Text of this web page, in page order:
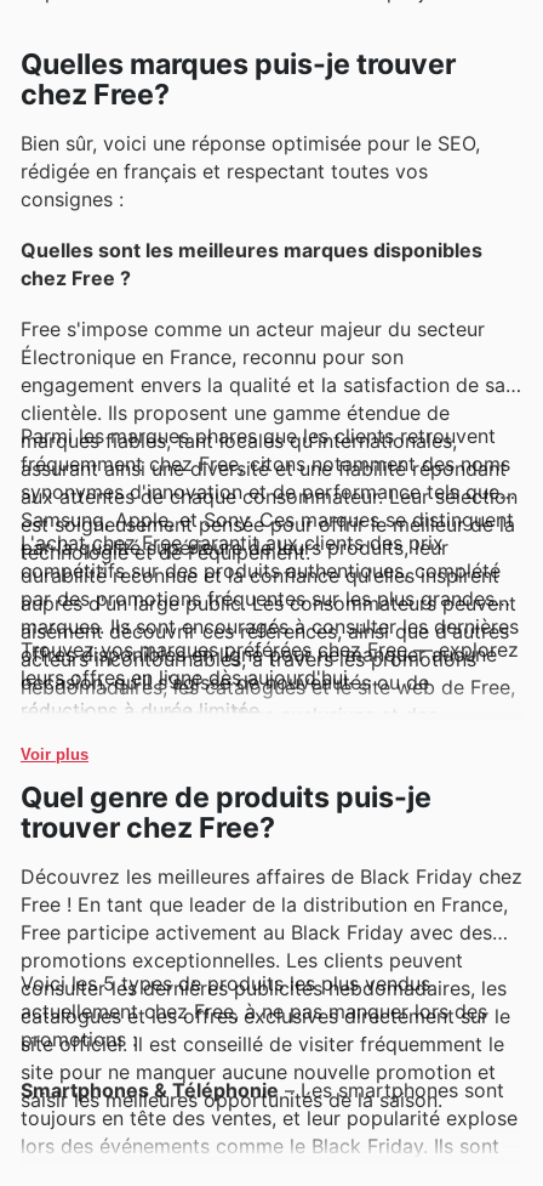
Quelles marques puis-je trouver
chez Free?
Bien sûr, voici une réponse optimisée pour le SEO,
rédigée en français et respectant toutes vos
consignes :
Quelles sont les meilleures marques disponibles
chez Free ?
Free s'impose comme un acteur majeur du secteur
Électronique en France, reconnu pour son
engagement envers la qualité et la satisfaction de sa
clientèle. Ils proposent une gamme étendue de
marques fiables, tant locales qu'internationales,
assurant ainsi une diversité et une fiabilité répondant
aux attentes de chaque consommateur. Leur sélection
est soigneusement pensée pour offrir le meilleur de la
technologie et de l'équipement.
Parmi les marques phares que les clients retrouvent
fréquemment chez Free, citons notamment des noms
synonymes d'innovation et de performance tels que
Samsung, Apple, et Sony. Ces marques se distinguent
par la qualité supérieure de leurs produits, leur
durabilité reconnue et la confiance qu'elles inspirent
auprès d'un large public. Les consommateurs peuvent
aisément découvrir ces références, ainsi que d'autres
acteurs incontournables, à travers les promotions
hebdomadaires, les catalogues et le site web de Free,
qui met en avant des offres exclusives et des
nouveautés régulières.
L'achat chez Free garantit aux clients des prix
compétitifs sur des produits authentiques, complété
par des promotions fréquentes sur les plus grandes
marques. Ils sont encouragés à consulter les dernières
offres disponibles en ligne pour ne manquer aucune
occasion, qu'il s'agisse de nouveautés ou de
réductions à durée limitée.
Trouvez vos marques préférées chez Free — explorez
leurs offres en ligne dès aujourd'hui.
Voir plus
Quel genre de produits puis-je
trouver chez Free?
Découvrez les meilleures affaires de Black Friday chez
Free ! En tant que leader de la distribution en France,
Free participe activement au Black Friday avec des
promotions exceptionnelles. Les clients peuvent
consulter les dernières publicités hebdomadaires, les
catalogues et les offres exclusives directement sur le
site officiel. Il est conseillé de visiter fréquemment le
site pour ne manquer aucune nouvelle promotion et
saisir les meilleures opportunités de la saison.
Voici les 5 types de produits les plus vendus
actuellement chez Free, à ne pas manquer lors des
promotions :
Smartphones & Téléphonie– Les smartphones sont
toujours en tête des ventes, et leur popularité explose
lors des événements comme le Black Friday. Ils sont